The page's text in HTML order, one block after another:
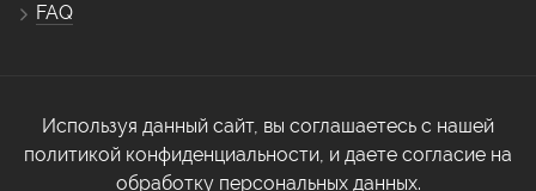
FAQ
Используя данный сайт, вы соглашаетесь с нашей
политикой конфиденциальности, и даете согласие на
обработку персональных данных.